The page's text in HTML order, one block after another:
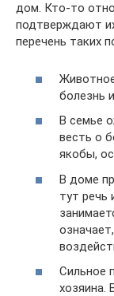
дом. Кто-то
подтверждают
перечень таких
болезнь
В семье
весть о
якобы,
В доме
тут речь
Сильное
хозяина.